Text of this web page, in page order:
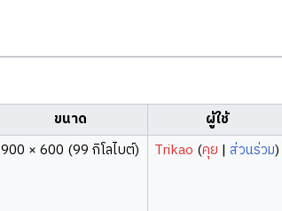
ขนาด ผู้ใช้
900 × 600 (99 กิโลไบต์) Trikao (คุย |ส่วนร่วม)